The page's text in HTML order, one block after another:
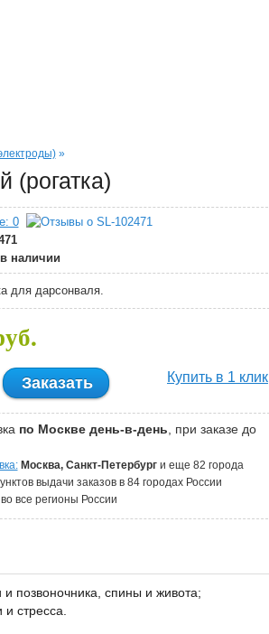
»
(рогатка)
0
наличии
для дарсонваля.
Заказать Купить в 1 клик
по Москве день-в-день, при заказе до
Москва, Санкт-Петербурги еще 82 города
выдачи заказов в 84 городах России
все регионы России
позвоночника, спины и живота;
стресса.